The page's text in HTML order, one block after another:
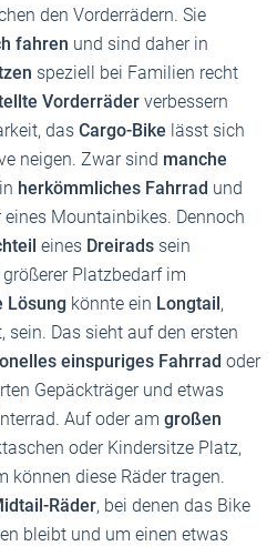
den Vorderrädern. Sie
fahren und sind daher in
speziell bei Familien recht
Vorderräder verbessern
das Cargo-Bike lässt sich
neigen. Zwar sind manche
herkömmliches Fahrrad und
Mountainbikes. Dennoch
eines Dreirads sein
Platzbedarf im
Lösung könnte ein Longtail,
sein. Das sieht auf den ersten
einspuriges Fahrrad oder
Gepäckträger und etwas
Auf oder am großen
oder Kindersitze Platz,
können diese Räder tragen.
Räder, bei denen das Bike
bleibt und um einen etwas